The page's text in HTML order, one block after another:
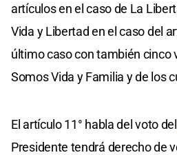
artículos en el caso de La
Vida y Libertad en el caso del
último caso con también cinco
Somos Vida y Familia y de los
El artículo 11° habla del voto del
Presidente tendrá derecho de